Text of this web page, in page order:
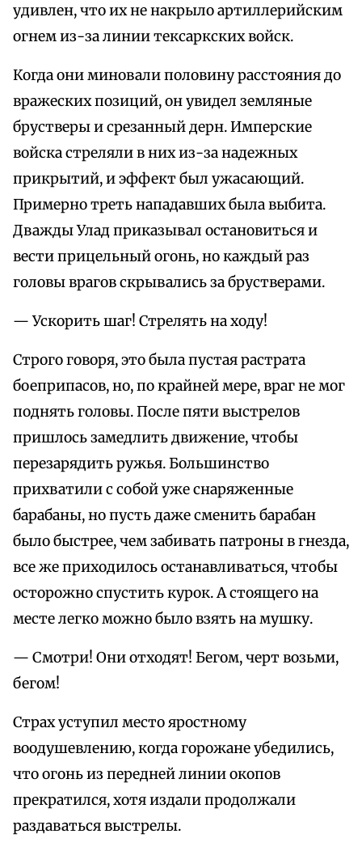
удивлен, что их не накрыло артиллерийским
огнем из-за линии тексаркских войск.
Когда они миновали половину расстояния до
вражеских позиций, он увидел земляные
брустверы и срезанный дерн. Имперские
войска стреляли в них из-за надежных
прикрытий, и эффект был ужасающий.
Примерно треть нападавших была выбита.
Дважды Улад приказывал остановиться и
вести прицельный огонь, но каждый раз
головы врагов скрывались за брустверами.
— Ускорить шаг! Стрелять на ходу!
Строго говоря, это была пустая растрата
боеприпасов, но, по крайней мере, враг не мог
поднять головы. После пяти выстрелов
пришлось замедлить движение, чтобы
перезарядить ружья. Большинство
прихватили с собой уже снаряженные
барабаны, но пусть даже сменить барабан
было быстрее, чем забивать патроны в гнезда,
все же приходилось останавливаться, чтобы
осторожно спустить курок. А стоящего на
месте легко можно было взять на мушку.
— Смотри! Они отходят! Бегом, черт возьми,
бегом!
Страх уступил место яростному
воодушевлению, когда горожане убедились,
что огонь из передней линии окопов
прекратился, хотя издали продолжали
раздаваться выстрелы.